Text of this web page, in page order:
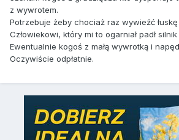
z wywrotem.
Potrzebuje żeby chociaż raz wywieźć
Człowiekowi, który mi to ogarniał padł
Ewentualnie kogoś z małą wywrotką i
Oczywiście odpłatnie.